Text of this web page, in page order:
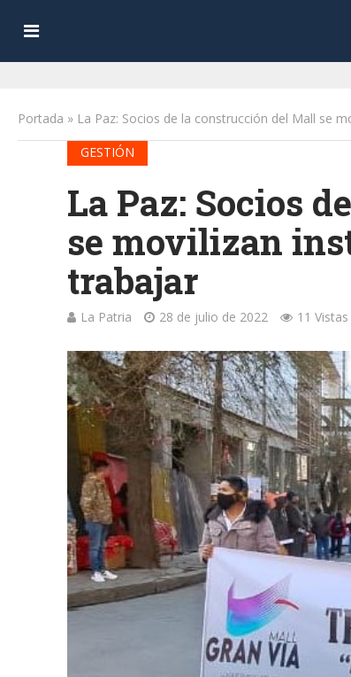
Portada » La Paz: Socios de la construcción del Mall se
GESTIÓN
La Paz: Socios
se movilizan
trabajar
La Patria 28 de julio de 2022 11 Vistas